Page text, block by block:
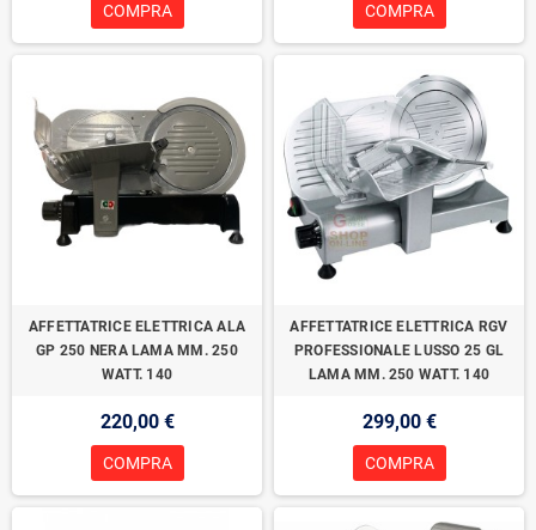
COMPRA COMPRA
AFFETTATRICE ELETTRICA ALA
GP 250 NERA LAMA MM. 250
WATT. 140
220,00 €
COMPRA
AFFETTATRICE ELETTRICA RGV
PROFESSIONALE LUSSO 25 GL
LAMA MM. 250 WATT. 140
299,00 €
COMPRA